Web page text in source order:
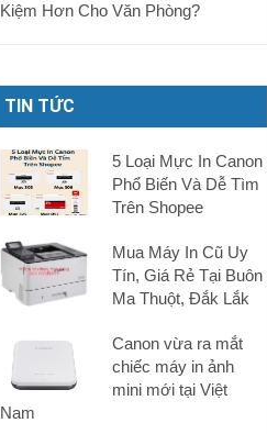
Kiệm Hơn Cho Văn Phòng?
TIN TỨC
5 Loại Mực In Canon
Phổ Biến Và Dễ Tìm
Trên Shopee
Mua Máy In Cũ Uy
Tín, Giá Rẻ Tại Buôn
Ma Thuột, Đắk Lắk
Canon vừa ra mắt
chiếc máy in ảnh
mini mới tại Việt
Nam